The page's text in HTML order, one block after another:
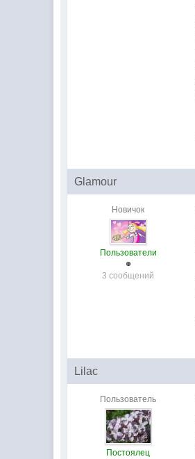
Glamour
Новичок
Пользователи
3 сообщений
Lilac
Пользователь
Постоялец